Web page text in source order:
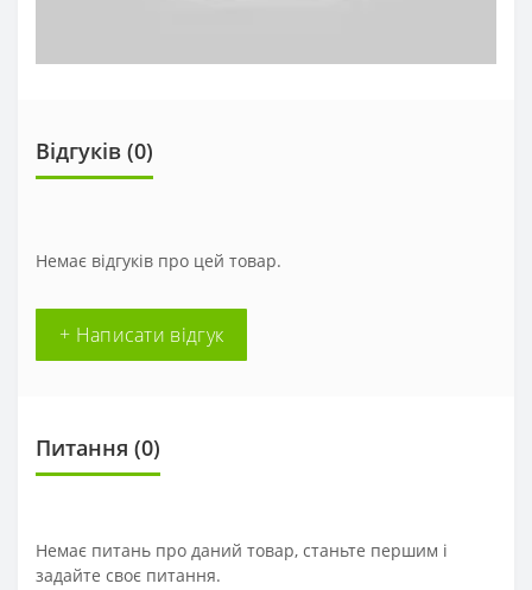
Відгуків (0)
Немає відгуків про цей товар.
+ Написати відгук
Питання (0)
Немає питань про даний товар, станьте першим і
задайте своє питання.